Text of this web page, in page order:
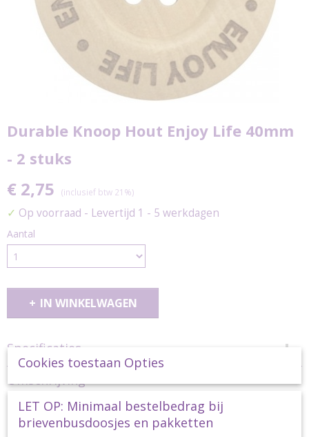
Durable Knoop Hout Enjoy Life 40mm
- 2 stuks
€ 2,75 (inclusief btw 21%)
✓ Op voorraad - Levertijd 1 - 5 werkdagen
Aantal
IN WINKELWAGEN
Specificaties
durable-knoop-40mm-020.1034
Omschrijving
Durable Knoop Hout Enjoy
Cookies toestaan Opties
LET OP: Minimaal bestelbedrag bij
brievenbusdoosjes en pakketten